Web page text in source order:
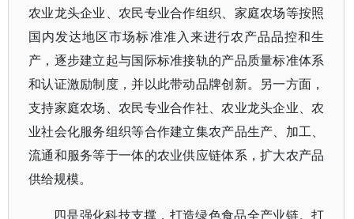
农业龙头企业、农民专业合作组织、家庭农场等按照
国内发达地区市场标准准入来进行农产品品控和生
产，逐步建立起与国际标准接轨的产品质量标准体系
和认证激励制度，并以此带动品牌创新。另一方面，
支持家庭农场、农民专业合作社、农业龙头企业、农
业社会化服务组织等合作建立集农产品生产、加工、
流通和服务等于一体的农业供应链体系，扩大农产品
供给规模。
四是强化科技支撑，打造绿色食品全产业链。打